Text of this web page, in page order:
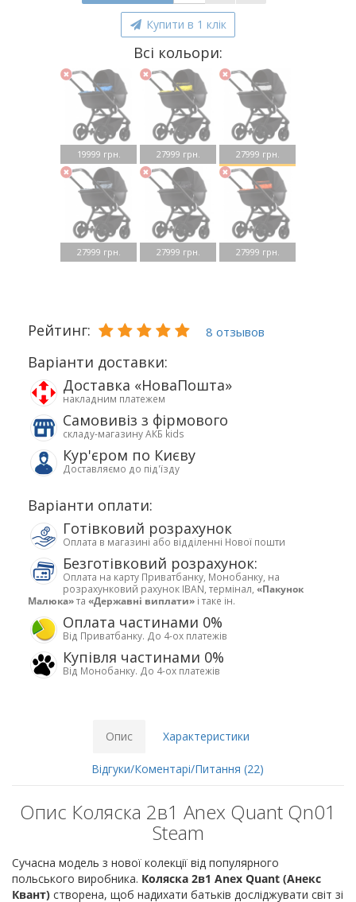
Купити в 1 клік
Всі кольори:
19999 грн. 27999 грн. 27999 грн.
27999 грн. 27999 грн. 27999 грн.
Рейтинг: 8 отзывов
Варіанти доставки:
Доставка «НоваПошта»
накладним платежем
Самовивіз з фірмового
складу-магазину АКБ kids
Кур'єром по Києву
Доставляємо до під'їзду
Варіанти оплати:
Готівковий розрахунок
Оплата в магазині або відділенні Нової пошти
Безготівковий розрахунок:
Оплата на карту Приватбанку, Монобанку, на
розрахунковий рахунок IBAN, термінал, «Пакунок
Малюка»та «Державні виплати» і таке ін.
Оплата частинами 0%
Від Приватбанку. До 4-ох платежів
Купівля частинами 0%
Від Монобанку. До 4-ох платежів
Опис Характеристики
Відгуки/Коментарі/Питання (22)
Опис Коляска 2в1 Anex Quant Qn01
Steam
Сучасна модель з нової колекції від популярного
польського виробника. Коляска 2в1 Anex Quant (Анекс
Квант) створена, щоб надихати батьків досліджувати світ зі